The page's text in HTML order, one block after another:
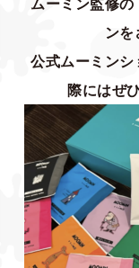
ムーミン監修
ンを
公式ムーミン
際にはぜ